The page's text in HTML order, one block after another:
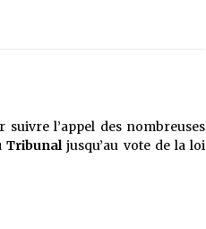
l’appel des nombreuses
Tribunaljusqu’au vote de la loi